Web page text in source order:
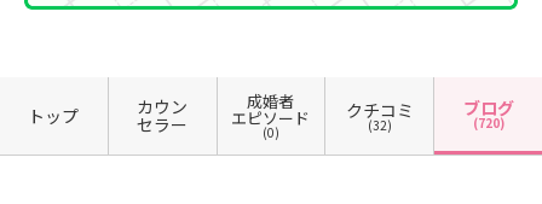
トップ カウン
セラー
成婚者
エピソード
(0)
クチコミ
(32)
ブログ
(720)